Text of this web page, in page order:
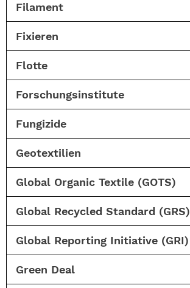
Filament
Fixieren
Flotte
Forschungsinstitute
Fungizide
Geotextilien
Global Organic Textile (GOTS)
Global Recycled Standard (GRS)
Global Reporting Initiative (GRI)
Green Deal